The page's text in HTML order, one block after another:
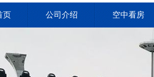
页 公司介绍 空中看房